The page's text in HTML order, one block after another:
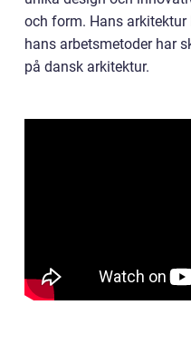
och form. Hans
hans arbetsmetoder har
på dansk arkitektur.